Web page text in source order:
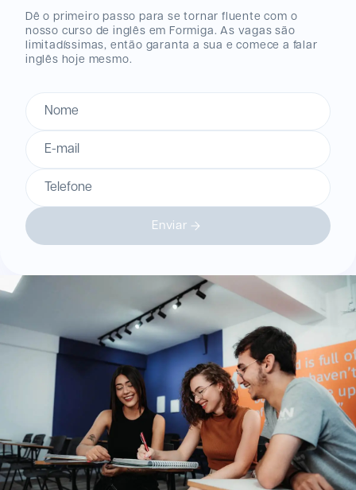
Dê o primeiro passo para se tornar fluente com o
nosso curso de inglês em Formiga. As vagas são
limitadíssimas, então garanta a sua e comece a falar
inglês hoje mesmo.
Nome
E-mail
Telefone
Enviar